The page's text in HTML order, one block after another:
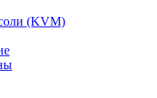
(KVM)